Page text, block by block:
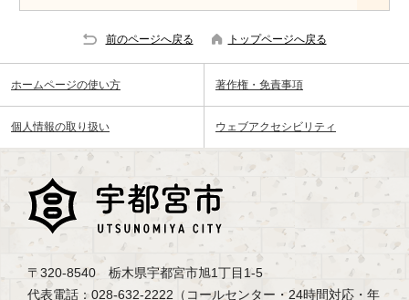
前のページへ戻る トップページへ戻る
ホームページの使い方 著作権・免責事項
個人情報の取り扱い ウェブアクセシビリティ
〒320-8540 栃木県宇都宮市旭1丁目1-5
代表電話：028-632-2222（コールセンター・24時間対応・年